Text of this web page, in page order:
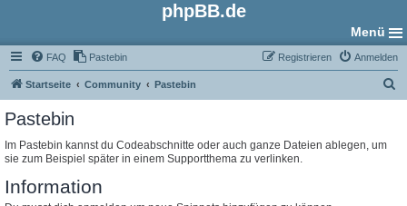
phpBB.de
Menü
FAQ Pastebin Anmelden
Registrieren
Startseite Community Pastebin
Pastebin
Im Pastebin kannst du Codeabschnitte oder auch ganze Dateien ablegen, um
sie zum Beispiel später in einem Supportthema zu verlinken.
Information